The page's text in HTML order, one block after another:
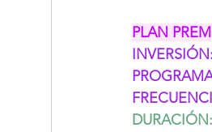
PLAN
DURACIÓN: